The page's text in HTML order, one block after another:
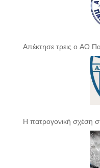
Απέκτησε τρεις ο ΑΟ
Η πατρογονική σχέση